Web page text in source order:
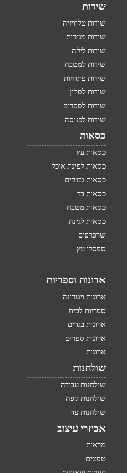
שידות
שידות טלוויזיה
שידות מגירות
שידות לילה
שידות למטבח
שידות פתוחות
שידות לסלון
שידות לספרים
שידות לכניסה
כסאות
כסאות עץ
כסאות לפינת אוכל
כסאות גבוהים
כסאות בד
כסאות מטבח
כסאות לגינה
שרפרפים
ספסלי עץ
ארונות וספריות
ארונות ויטרינה
ספריות לבית
ארונות בגדים
ארונות ספרים
ארונות
שולחנות
שולחנות עבודה
שולחנות קפה
שולחנות צד
אביזרי עיצוב
מראות
טפטים